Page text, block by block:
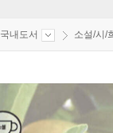
국내도서 소설/시/